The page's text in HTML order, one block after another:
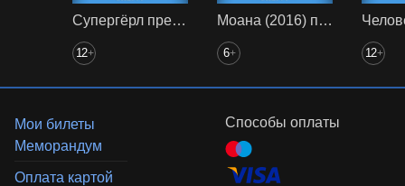
Супергёрл предс. обсл. Снегур
12+
Моана (2016) предс. обсл. Снегур
6+ 12+
Мои билеты
Меморандум
Оплата картой
Способы оплаты